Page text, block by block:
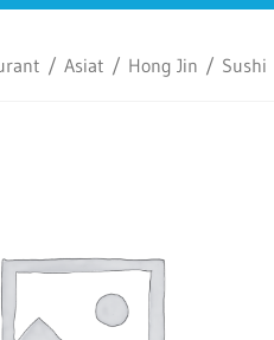
/ Asiat / Hong Jin / Sushi